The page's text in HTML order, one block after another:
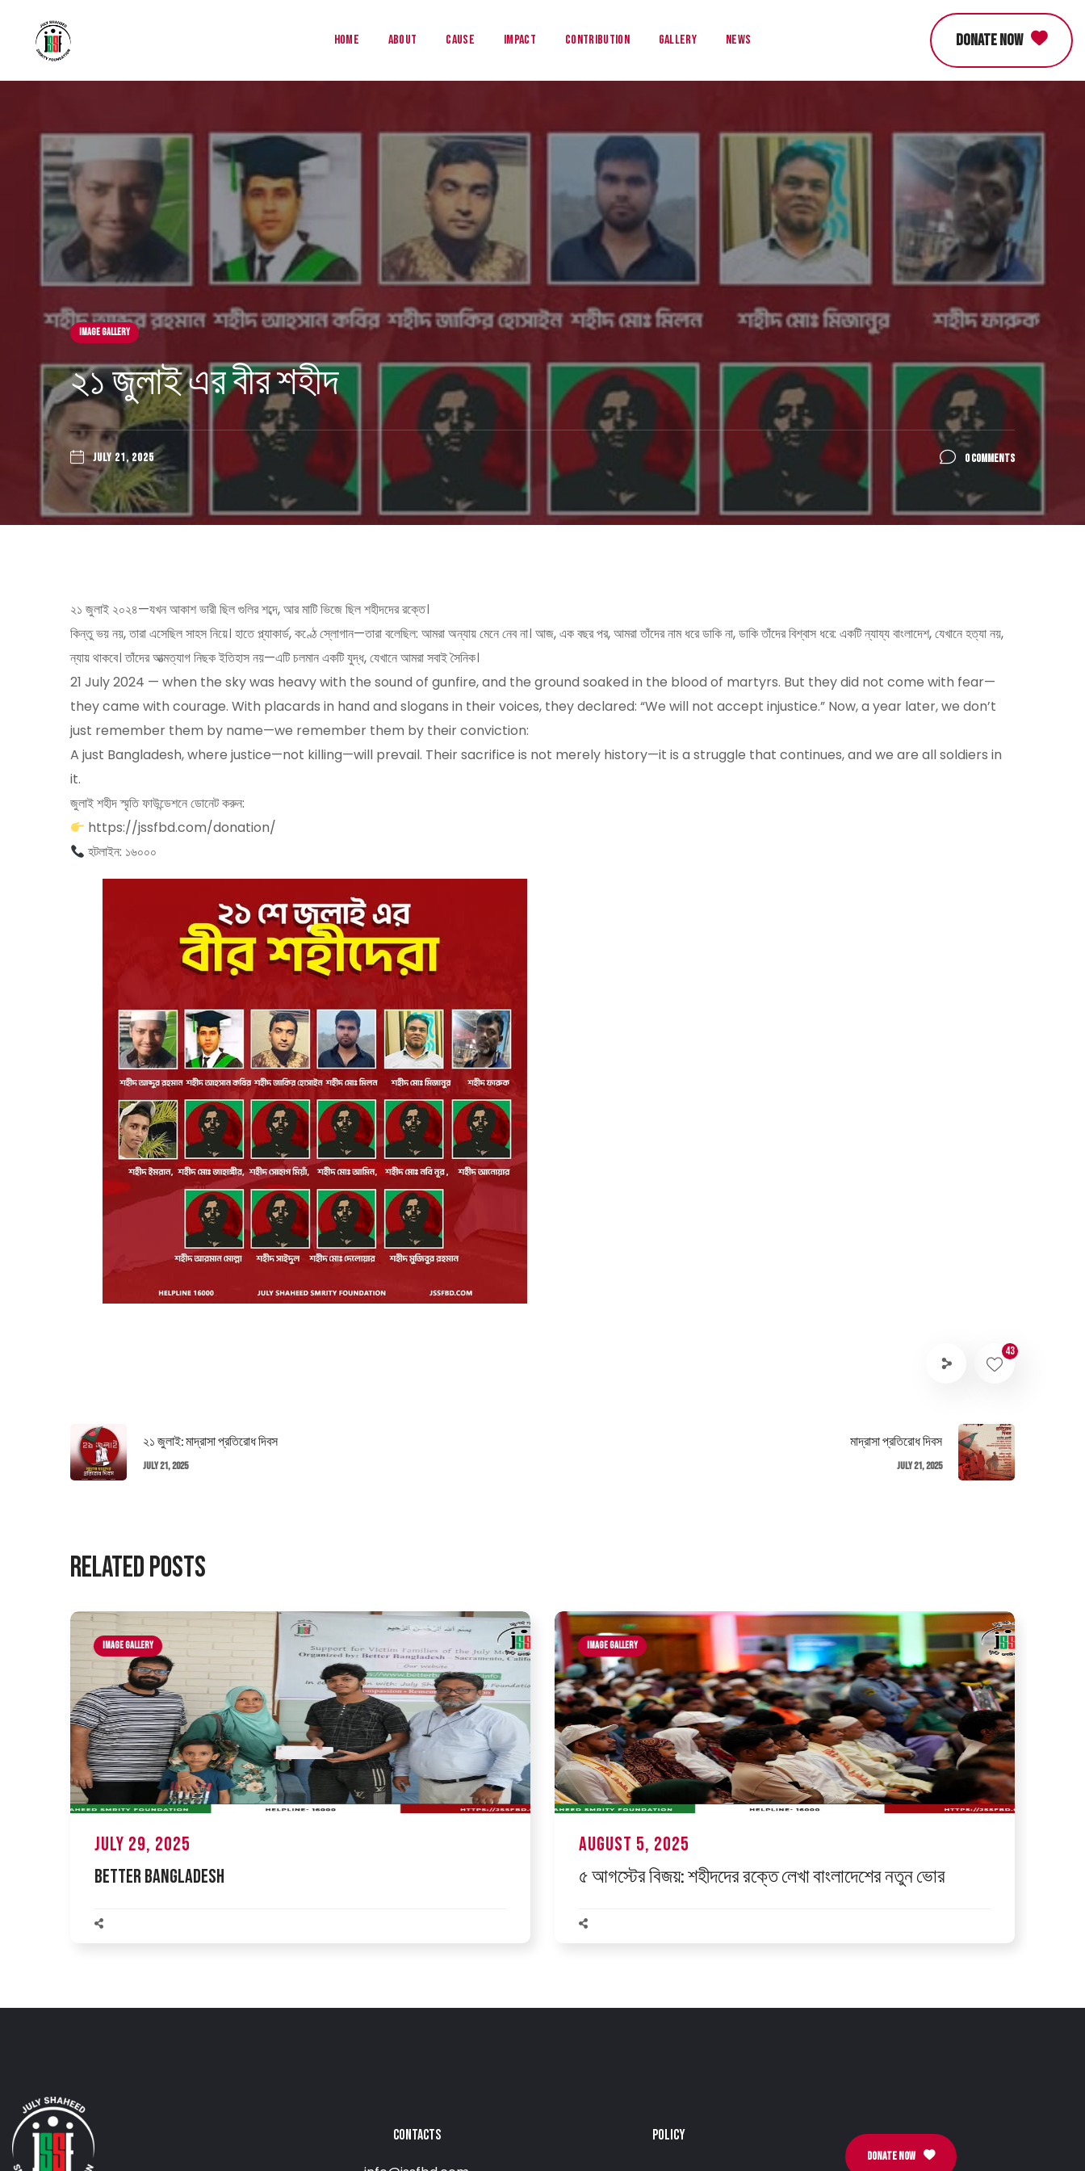
Home About Cause Impact Contribution Gallery News DONATE NOW
Image Gallery
২১ জুলাই এর বীর শহীদ
JULY 21, 2025 0 COMMENTS
২১ জুলাই ২০২৪—যখন আকাশ ভারী ছিল গুলির শব্দে, আর মাটি ভিজে ছিল শহীদদের রক্তে।
কিন্তু ভয় নয়, তারা এসেছিল সাহস নিয়ে। হাতে প্ল্যাকার্ড, কণ্ঠে স্লোগান—তারা বলেছিল: আমরা অন্যায় মেনে নেব না। আজ, এক বছর পর, আমরা তাঁদের নাম ধরে ডাকি না, ডাকি তাঁদের বিশ্বাস ধরে: একটি ন্যায্য বাংলাদেশ, যেখানে হত্যা নয়,
ন্যায় থাকবে। তাঁদের আত্মত্যাগ নিছক ইতিহাস নয়—এটি চলমান একটি যুদ্ধ, যেখানে আমরা সবাই সৈনিক।
21 July 2024 — when the sky was heavy with the sound of gunfire, and the ground soaked in the blood of martyrs. But they did not come with fear—
they came with courage. With placards in hand and slogans in their voices, they declared: “We will not accept injustice.” Now, a year later, we don’t
just remember them by name—we remember them by their conviction:
A just Bangladesh, where justice—not killing—will prevail. Their sacrifice is not merely history—it is a struggle that continues, and we are all soldiers in
it.
জুলাই শহীদ স্মৃতি ফাউন্ডেশনে ডোনেট করুন:
https://jssfbd.com/donation/
হটলাইন: ১৬০০০
43
২১ জুলাই: মাদ্রাসা প্রতিরোধ দিবস
July 21, 2025
মাদ্রাসা প্রতিরোধ দিবস
July 21, 2025
Related Posts
Image Gallery
July 29, 2025
Better Bangladesh
Image Gallery
August 5, 2025
৫ আগস্টের বিজয়: শহীদদের রক্তে লেখা বাংলাদেশের নতুন ভোর
CONTACTS POLICY
DONATE NOW